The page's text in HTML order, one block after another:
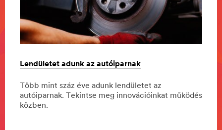
Lendületet adunk az autóiparnak
Több mint száz éve adunk lendületet az
autóiparnak. Tekintse meg innovációinkat működés
közben.